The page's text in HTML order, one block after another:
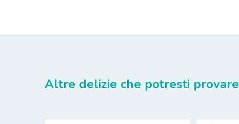
Altre delizie che potresti provare